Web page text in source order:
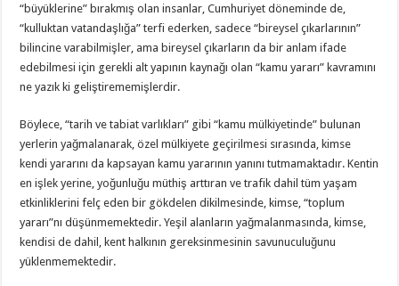
“büyüklerine” bırakmış olan insanlar, Cumhuriyet döneminde de,
“kulluktan vatandaşlığa” terfi ederken, sadece “bireysel çıkarlarının”
bilincine varabilmişler, ama bireysel çıkarların da bir anlam ifade
edebilmesi için gerekli alt yapının kaynağı olan “kamu yararı” kavramını
ne yazık ki geliştirememişlerdir.
Böylece, “tarih ve tabiat varlıkları” gibi “kamu mülkiyetinde” bulunan
yerlerin yağmalanarak, özel mülkiyete geçirilmesi sırasında, kimse
kendi yararını da kapsayan kamu yararının yanını tutmamaktadır. Kentin
en işlek yerine, yoğunluğu müthiş arttıran ve trafik dahil tüm yaşam
etkinliklerini felç eden bir gökdelen dikilmesinde, kimse, “toplum
yararı”nı düşünmemektedir. Yeşil alanların yağmalanmasında, kimse,
kendisi de dahil, kent halkının gereksinmesinin savunuculuğunu
yüklenmemektedir.